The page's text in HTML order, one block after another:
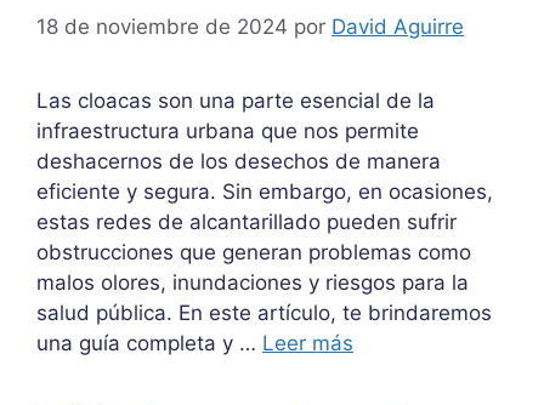
18 de noviembre de 2024 por David Aguirre
Las cloacas son una parte esencial de la
infraestructura urbana que nos permite
deshacernos de los desechos de manera
eficiente y segura. Sin embargo, en ocasiones,
estas redes de alcantarillado pueden sufrir
obstrucciones que generan problemas como
malos olores, inundaciones y riesgos para la
salud pública. En este artículo, te brindaremos
una guía completa y … Leer más